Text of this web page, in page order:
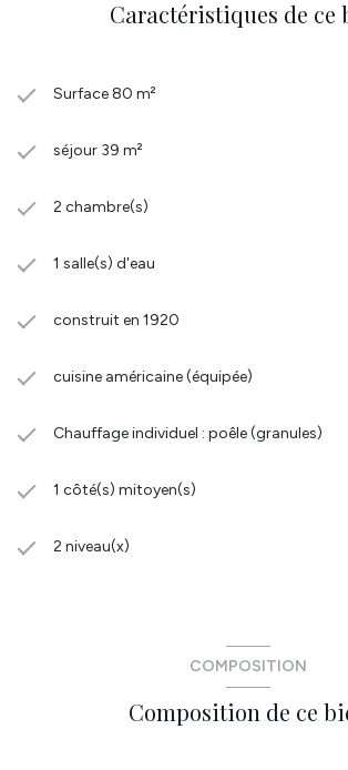
Caractéristiques de ce
Surface 80 m²
séjour 39 m²
2 chambre(s)
1 salle(s) d'eau
construit en 1920
cuisine américaine (équipée)
Chauffage individuel : poêle (granules)
1 côté(s) mitoyen(s)
2 niveau(x)
COMPOSITION
Composition de ce